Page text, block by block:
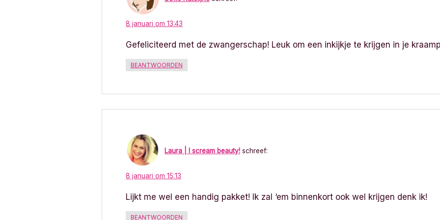
8 januari om 13:43
Gefeliciteerd met de zwangerschap! Leuk om een inkijkje te krijgen in je
BEANTWOORDEN
Laura | I scream beauty! schreef:
8 januari om 15:13
Lijkt me wel een handig pakket! Ik zal ‘em binnenkort ook wel krijgen denk ik!
BEANTWOORDEN